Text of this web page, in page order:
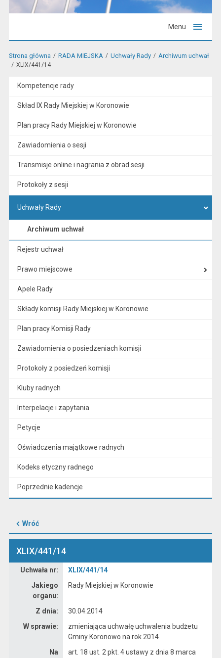
Menu
Strona główna RADA MIEJSKA Uchwały Rady Archiwum uchwał
XLIX/441/14
Kompetencje rady
Skład IX Rady Miejskiej w Koronowie
Plan pracy Rady Miejskiej w Koronowie
Zawiadomienia o sesji
Transmisje online i nagrania z obrad sesji
Protokoły z sesji
Uchwały Rady
Archiwum uchwał
Rejestr uchwał
Prawo miejscowe
Apele Rady
Składy komisji Rady Miejskiej w Koronowie
Plan pracy Komisji Rady
Zawiadomienia o posiedzeniach komisji
Protokoły z posiedzeń komisji
Kluby radnych
Interpelacje i zapytania
Petycje
Oświadczenia majątkowe radnych
Kodeks etyczny radnego
Poprzednie kadencje
Wróć
XLIX/441/14
Uchwała nr:
XLIX/441/14
Jakiego
organu:
Rady Miejskiej w Koronowie
Z dnia:
30.04.2014
W sprawie:
zmieniająca uchwałę uchwalenia budżetu
Gminy Koronowo na rok 2014
Na
art. 18 ust. 2 pkt. 4 ustawy z dnia 8 marca